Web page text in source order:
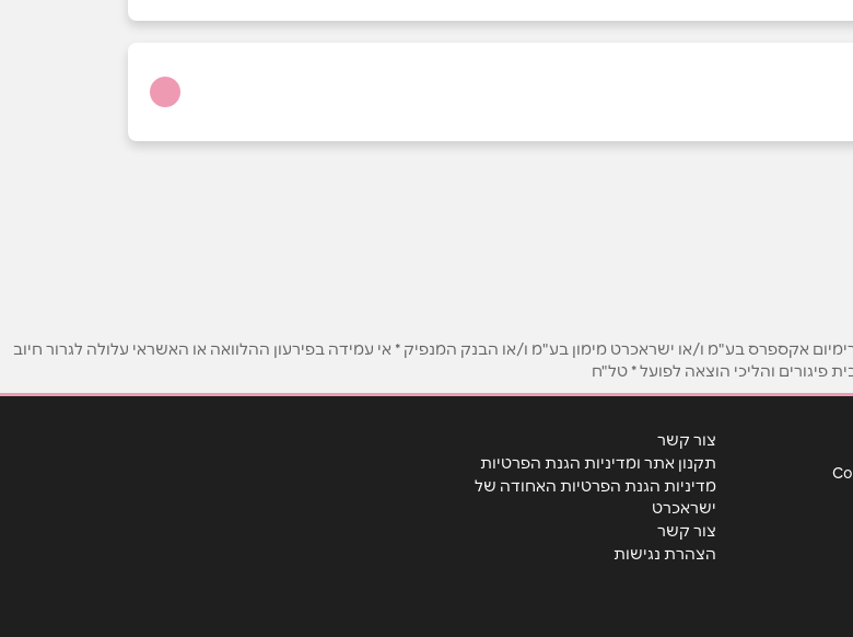
אקספרס בע"מ ו/או ישראכרט מימון בע"מ ו/או הבנק המנפיק * אי עמידה בפירעון ההלוואה או האשראי עלולה לגרור חיוב
פיגורים והליכי הוצאה לפועל * טל"ח
צור קשר
תקנון אתר ומדיניות הגנת הפרטיות
מדיניות הגנת הפרטיות האחודה של
ישראכרט
צור קשר
הצהרת נגישות